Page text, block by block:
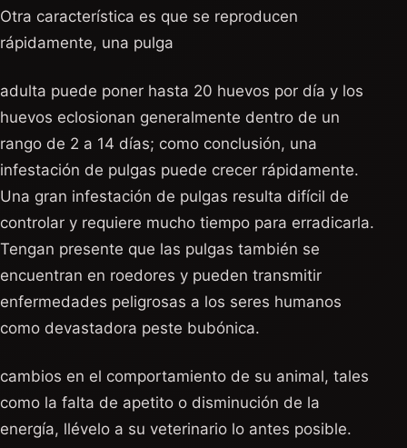
Otra característica es que se reproducen
rápidamente, una pulga
adulta puede poner hasta 20 huevos por día y los
huevos eclosionan generalmente dentro de un
rango de 2 a 14 días; como conclusión, una
infestación de pulgas puede crecer rápidamente.
Una gran infestación de pulgas resulta difícil de
controlar y requiere mucho tiempo para erradicarla.
Tengan presente que las pulgas también se
encuentran en roedores y pueden transmitir
enfermedades peligrosas a los seres humanos
como devastadora peste bubónica.
cambios en el comportamiento de su animal, tales
como la falta de apetito o disminución de la
energía, llévelo a su veterinario lo antes posible.